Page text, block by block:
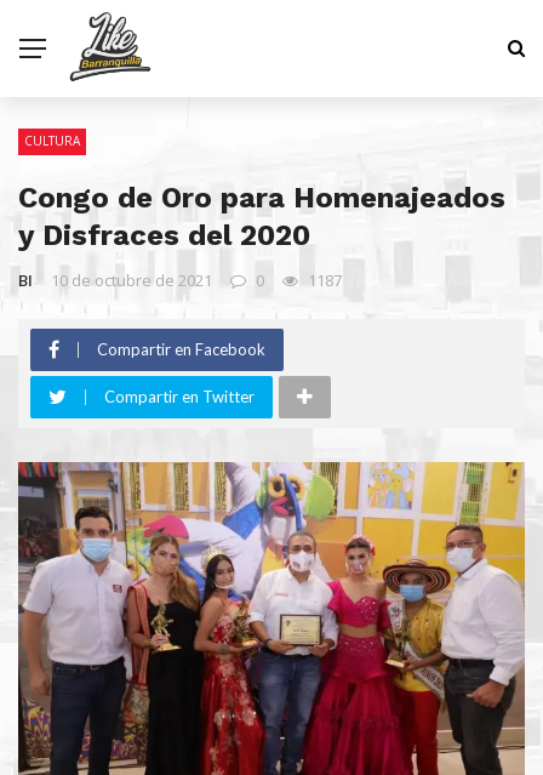
CULTURA
Congo de Oro para Homenajeados
y Disfraces del 2020
BI 10 de octubre de 2021 0 1187
Compartir en Facebook
Compartir en Twitter